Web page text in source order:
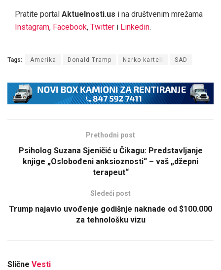
Pratite portal Aktuelnosti.us i na društvenim mrežama
Instagram, Facebook, Twitter i Linkedin.
Tags: Amerika Donald Tramp Narko karteli SAD
Prethodni post
Psiholog Suzana Sjeničić u Čikagu: Predstavljanje
knjige „Oslobođeni anksioznosti“ – vaš „džepni
terapeut“
Sledeći post
Trump najavio uvođenje godišnje naknade od $100.000
za tehnološku vizu
Slične Vesti